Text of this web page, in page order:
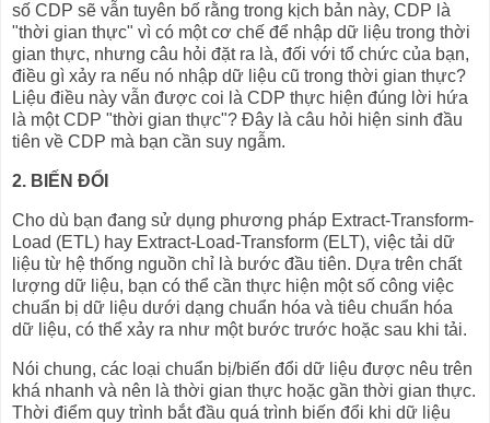
số CDP sẽ vẫn tuyên bố rằng trong kịch bản này, CDP là
"thời gian thực" vì có một cơ chế để nhập dữ liệu trong thời
gian thực, nhưng câu hỏi đặt ra là, đối với tổ chức của bạn,
điều gì xảy ra nếu nó nhập dữ liệu cũ trong thời gian thực?
Liệu điều này vẫn được coi là CDP thực hiện đúng lời hứa
là một CDP "thời gian thực"? Đây là câu hỏi hiện sinh đầu
tiên về CDP mà bạn cần suy ngẫm.
2. BIẾN ĐỔI
Cho dù bạn đang sử dụng phương pháp Extract-Transform-
Load (ETL) hay Extract-Load-Transform (ELT), việc tải dữ
liệu từ hệ thống nguồn chỉ là bước đầu tiên. Dựa trên chất
lượng dữ liệu, bạn có thể cần thực hiện một số công việc
chuẩn bị dữ liệu dưới dạng chuẩn hóa và tiêu chuẩn hóa
dữ liệu, có thể xảy ra như một bước trước hoặc sau khi tải.
Nói chung, các loại chuẩn bị/biến đổi dữ liệu được nêu trên
khá nhanh và nên là thời gian thực hoặc gần thời gian thực.
Thời điểm quy trình bắt đầu quá trình biến đổi khi dữ liệu